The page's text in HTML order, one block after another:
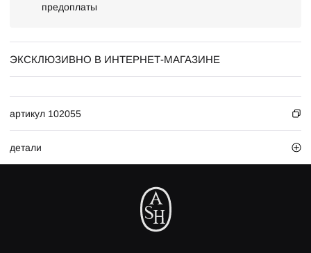
предоплаты
ЭКСКЛЮЗИВНО В ИНТЕРНЕТ-МАГАЗИНЕ
артикул 102055
детали